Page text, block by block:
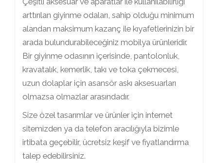
arttırılan giyinme odaları, sahip olduğu minimum
alandan maksimum kazanç ile kıyafetlerinizin bir
arada bulundurabileceğiniz mobilya ürünleridir.
Bir giyinme odasının içerisinde, pantolonluk,
kravatalık, kemerlik, takı ve toka çekmecesi,
uzun dolaplar için asansör askı aksesuarları
olmazsa olmazlar arasındadır.
Size özel tasarımlar ve ürünler için internet
sitemizden ya da telefon aracılığıyla bizimle
irtibata geçebilir, ücretsiz keşif ve fiyatlandırma
talep edebilirsiniz.